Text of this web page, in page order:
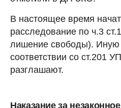
В настоящее время
расследование по ч.3
лишение свободы).
соответствии со ст.201
разглашают.
Наказание за